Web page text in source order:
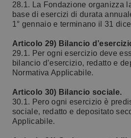
28.1. La Fondazione organizza
base di esercizi di durata
1° gennaio e terminano il 31
Articolo 29) Bilancio
29.1. Per ogni esercizio deve
bilancio d’esercizio, redatto e
Normativa Applicabile.
Articolo 30) Bilancio sociale.
30.1. Pero ogni esercizio è
sociale, redatto e depositato
Applicabile.